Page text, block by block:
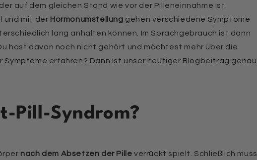
auf dem gleichen Stand wie vor der Pilleneinnahme ist.
und mit der Hormonumstellung gehen verschiedene Symptome
lang anhalten können. Im Sprachgebrauch ist dann
hast davon noch nicht gehört und möchtest mehr über die
Symptome erfahren? Dann ist unser heutiger Blogbeitrag genau
Pill-Syndrom?
nach dem Absetzen der Pille verrückt spielt. Schließlich muss